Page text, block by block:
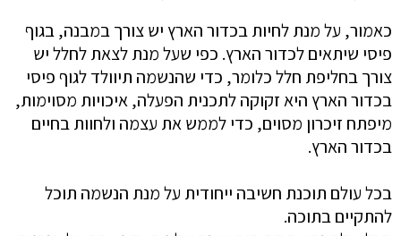
כאמור, על מנת לחיות בכדור הארץ יש צורך במבנה, בגוף
פיסי שיתאים לכדור הארץ. כפי שעל מנת לצאת לחלל יש
צורך בחליפת חלל כלומר, כדי שהנשמה תיוולד לגוף פיסי
בכדור הארץ היא זקוקה לתכנית הפעלה, איכויות מסוימות,
מיפתח זיכרון מסוים, כדי לממש את עצמה ולחוות בחיים
בכדור הארץ.
בכל עולם תוכנת חשיבה ייחודית על מנת הנשמה תוכל
להתקיים בתוכה.